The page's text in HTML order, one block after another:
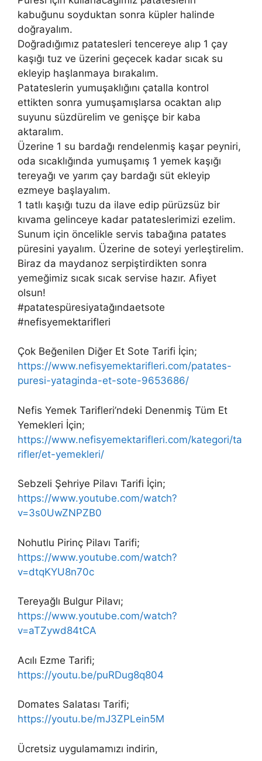
kabuğunu soyduktan sonra küpler halinde
doğrayalım.
Doğradığımız patatesleri tencereye alıp 1 çay
kaşığı tuz ve üzerini geçecek kadar sıcak su
ekleyip haşlanmaya bırakalım.
Patateslerin yumuşaklığını çatalla kontrol
ettikten sonra yumuşamışlarsa ocaktan alıp
suyunu süzdürelim ve genişçe bir kaba
aktaralım.
Üzerine 1 su bardağı rendelenmiş kaşar peyniri,
oda sıcaklığında yumuşamış 1 yemek kaşığı
tereyağı ve yarım çay bardağı süt ekleyip
ezmeye başlayalım.
1 tatlı kaşığı tuzu da ilave edip pürüzsüz bir
kıvama gelinceye kadar patateslerimizi ezelim.
Sunum için öncelikle servis tabağına patates
püresini yayalım. Üzerine de soteyi yerleştirelim.
Biraz da maydanoz serpiştirdikten sonra
yemeğimiz sıcak sıcak servise hazır. Afiyet
olsun!
#patatespüresiyatağındaetsote
#nefisyemektarifleri
Çok Beğenilen Diğer Et Sote Tarifi İçin;
https://www.nefisyemektarifleri.com/patates-
puresi-yataginda-et-sote-9653686/
Nefis Yemek Tarifleri’ndeki Denenmiş Tüm Et
Yemekleri İçin;
https://www.nefisyemektarifleri.com/kategori/ta
rifler/et-yemekleri/
Sebzeli Şehriye Pilavı Tarifi İçin;
https://www.youtube.com/watch?
v=3s0UwZNPZB0
Nohutlu Pirinç Pilavı Tarifi;
https://www.youtube.com/watch?
v=dtqKYU8n70c
Tereyağlı Bulgur Pilavı;
https://www.youtube.com/watch?
v=aTZywd84tCA
Acılı Ezme Tarifi;
https://youtu.be/puRDug8q804
Domates Salatası Tarifi;
https://youtu.be/mJ3ZPLein5M
Ücretsiz uygulamamızı indirin,